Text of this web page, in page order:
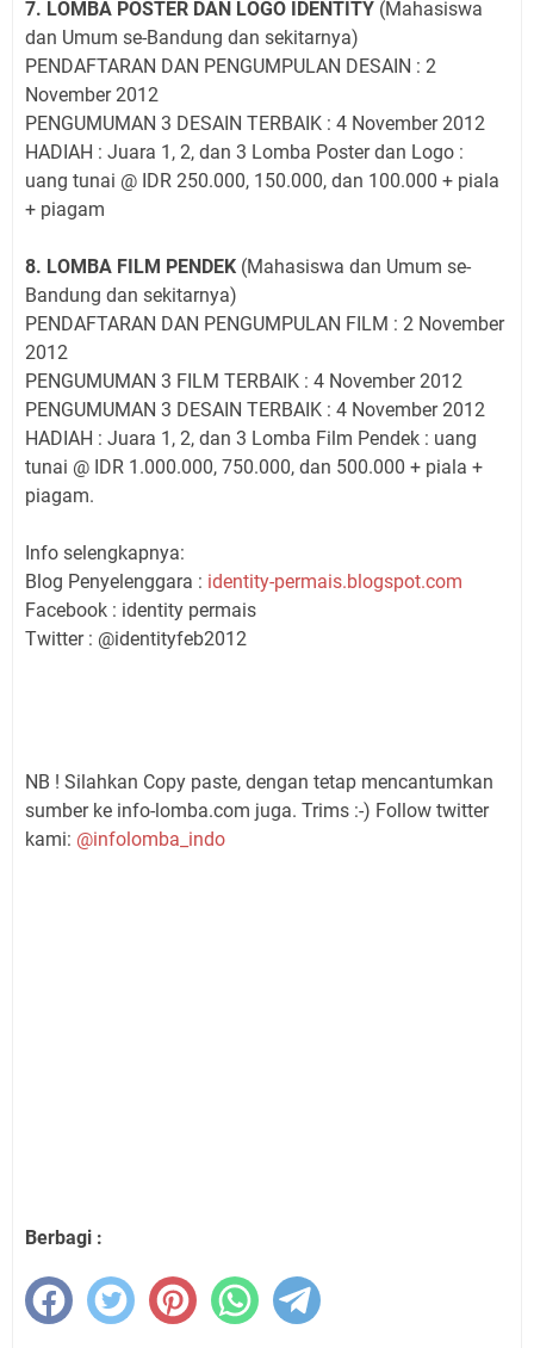
7. LOMBA POSTER DAN LOGO IDENTITY (Mahasiswa
dan Umum se-Bandung dan sekitarnya)
PENDAFTARAN DAN PENGUMPULAN DESAIN : 2
November 2012
PENGUMUMAN 3 DESAIN TERBAIK : 4 November 2012
HADIAH : Juara 1, 2, dan 3 Lomba Poster dan Logo :
uang tunai @ IDR 250.000, 150.000, dan 100.000 + piala
+ piagam
8. LOMBA FILM PENDEK (Mahasiswa dan Umum se-
Bandung dan sekitarnya)
PENDAFTARAN DAN PENGUMPULAN FILM : 2 November
2012
PENGUMUMAN 3 FILM TERBAIK : 4 November 2012
PENGUMUMAN 3 DESAIN TERBAIK : 4 November 2012
HADIAH : Juara 1, 2, dan 3 Lomba Film Pendek : uang
tunai @ IDR 1.000.000, 750.000, dan 500.000 + piala +
piagam.
Info selengkapnya:
Blog Penyelenggara : identity-permais.blogspot.com
Facebook : identity permais
Twitter : @identityfeb2012
NB ! Silahkan Copy paste, dengan tetap mencantumkan
sumber ke info-lomba.com juga. Trims :-) Follow twitter
kami: @infolomba_indo
Berbagi :